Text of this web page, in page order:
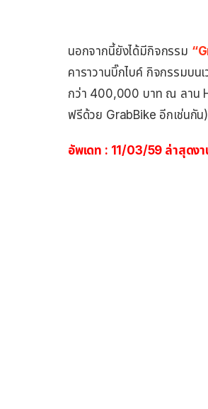
นอกจากนี้ยังได้มีกิจกรรม
คาราวานบิ๊กไบค์ กิจกรรมบน
กว่า 400,000 บาท ณ ลาน
ฟรีด้วย GrabBike อีกเช่นกัน)
อัพเดท : 11/03/59 ล่าสุดง